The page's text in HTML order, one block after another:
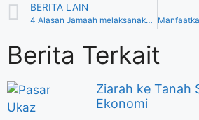
BERITA LAIN
4 Alasan Jamaah melaksanakan Haji dan Umroh Berkali-Kali
Berita Terkait
Ziarah ke Tanah
Ekonomi